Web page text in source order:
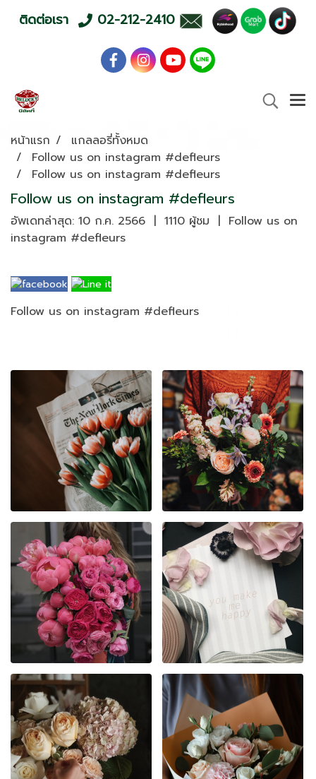
ติดต่อเรา 02-212-2410
หน้าแรก
แกลลอรี่ทั้งหมด
Follow us on instagram #defleurs
Follow us on instagram #defleurs
Follow us on instagram #defleurs
อัพเดทล่าสุด: 10 ก.ค. 2566 | 1110 ผู้ชม | Follow us on
instagram #defleurs
Follow us on instagram #defleurs